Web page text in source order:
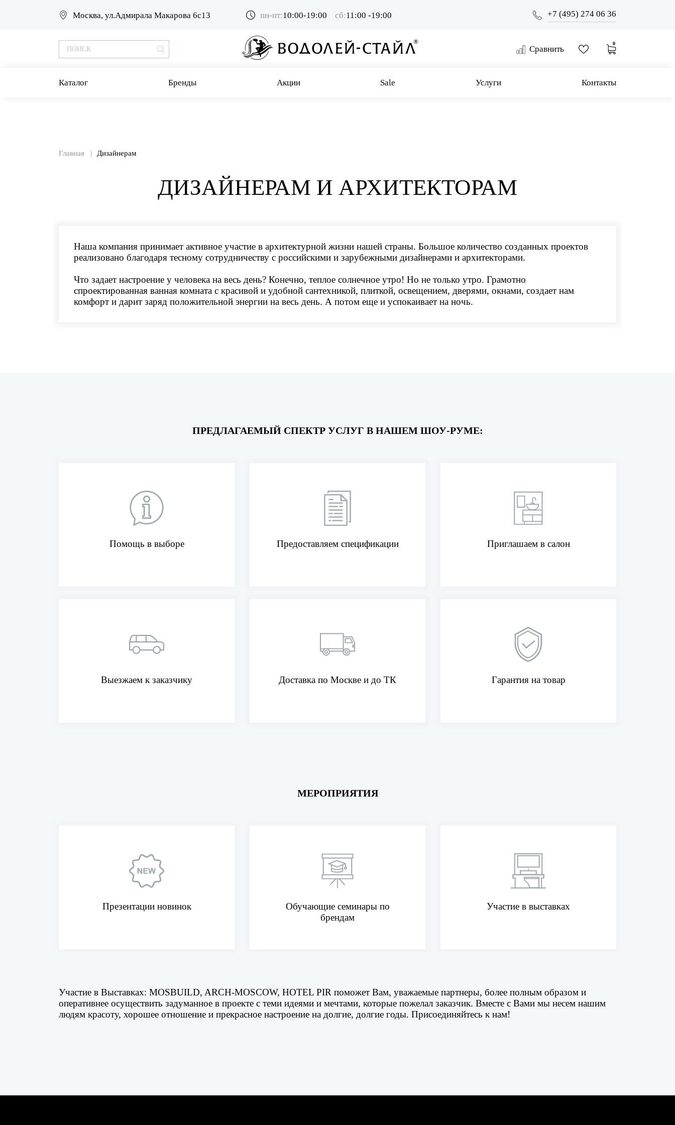
Москва, ул.Адмирала Макарова 6с13 пн-пт:10:00-19:00 сб:11:00 -19:00 +7 (495) 274 06 36
Сравнить
0
Каталог Бренды Акции Sale Услуги Контакты
Главная Дизайнерам
ДИЗАЙНЕРАМ И АРХИТЕКТОРАМ
Наша компания принимает активное участие в архитектурной жизни нашей страны. Большое количество созданных проектов
реализовано благодаря тесному сотрудничеству с российскими и зарубежными дизайнерами и архитекторами.
Что задает настроение у человека на весь день? Конечно, теплое солнечное утро! Но не только утро. Грамотно
спроектированная ванная комната с красивой и удобной сантехникой, плиткой, освещением, дверями, окнами, создает нам
комфорт и дарит заряд положительной энергии на весь день. А потом еще и успокаивает на ночь.
ПРЕДЛАГАЕМЫЙ СПЕКТР УСЛУГ В НАШЕМ ШОУ-РУМЕ:
Помощь в выборе Предоставляем спецификации Приглашаем в салон
Выезжаем к заказчику Доставка по Москве и до ТК Гарантия на товар
МЕРОПРИЯТИЯ
Презентации новинок
Обучающие семинары по
брендам
Участие в выставках
Участие в Выставках: MOSBUILD, ARCH-MOSCOW, HOTEL PIR поможет Вам, уважаемые партнеры, более полным образом и
оперативнее осуществить задуманное в проекте с теми идеями и мечтами, которые пожелал заказчик. Вместе с Вами мы несем нашим
людям красоту, хорошее отношение и прекрасное настроение на долгие, долгие годы. Присоединяйтесь к нам!